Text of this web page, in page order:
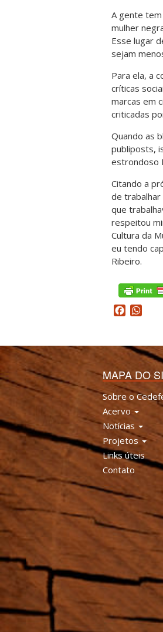
A gente
mulher
Esse lugar
sejam
Para ela, a
críticas
marcas em
criticadas
Quando as
publiposts,
estrondoso
Citando a
de
que
respeitou
Cultura da
eu tendo
Ribeiro.
Facebook
MAPA DO
Sobre o
Acervo
Notícias
Projetos
Links úteis
Contato